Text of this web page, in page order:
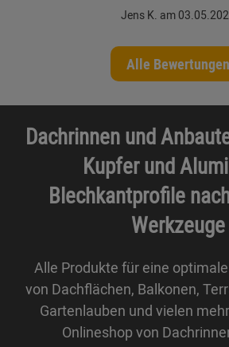
Jens K. am
Alle Bewertungen
Dachrinnen und
Kupfer und
Blechkantprofile
Werkzeuge
Alle Produkte für eine
von Dachflächen, Balkonen,
Gartenlauben und vielen
Onlineshop von